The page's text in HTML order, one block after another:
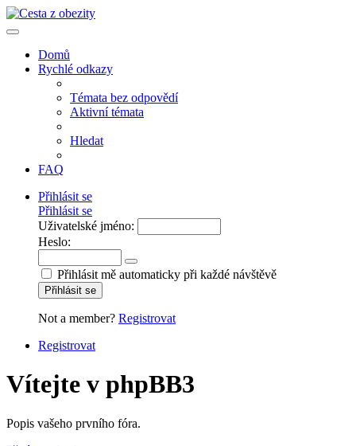
Domů
Rychlé odkazy
Témata bez odpovědí
Aktivní témata
Hledat
FAQ
Přihlásit se
Přihlásit se
Uživatelské jméno:
Heslo:
Přihlásit mě automaticky při každé návštěvě
Přihlásit se
Not a member? Registrovat
Registrovat
Vítejte v phpBB3
Popis vašeho prvního fóra.